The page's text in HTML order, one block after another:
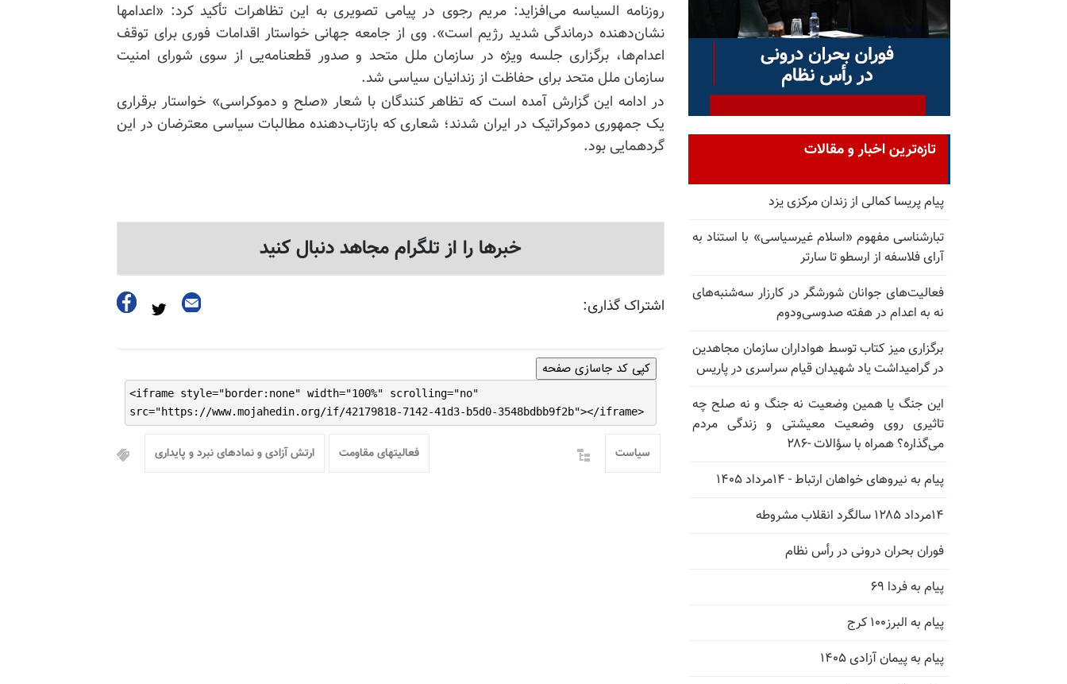
روزنامه السیاسه می‌افزاید: مریم رجوی در پیامی تصویری به این تظاهرات تأکید کرد: «اعدامها
نشان‌دهنده درماندگی شدید رژیم است». وی از جامعه جهانی خواستار اقدامات فوری برای توقف
اعدام‌ها، برگزاری جلسه ویژه در سازمان ملل متحد و صدور قطعنامه‌یی از سوی شورای امنیت
سازمان ملل متحد برای حفاظت از زندانیان سیاسی شد.
در ادامه این گزارش آمده است که تظاهر کنندگان با شعار «صلح و دموکراسی» خواستار برقراری
یک جمهوری دموکراتیک در ایران شدند؛ شعاری که بازتاب‌دهنده مطالبات سیاسی معترضان در این
گردهمایی بود.
خبرها را از تلگرام مجاهد دنبال کنید
اشتراک گذاری:
کپی کد جاسازی صفحه
<iframe style="border:none" width="100%" scrolling="no"
src="https://www.mojahedin.org/if/42179818-7142-41d3-b5d0-3548bdbb9f2b"></iframe>
فعالیتهای مقاومت ارتش آزادی و نمادهای نبرد و پایداری سیاست
تازه‌ترین اخبار و مقالات
پیام پریسا کمالی از زندان مرکزی یزد
تبارشناسی مفهوم «اسلام غیرسیاسی» با استناد به
آرای فلاسفه از ارسطو تا سارتر
فعالیت‌های جوانان شورشگر در کارزار سه‌شنبه‌های
نه به اعدام در هفته صدوسی‌و‌دوم
برگزاری میز کتاب توسط هواداران سازمان مجاهدین
در گرامیداشت یاد شهیدان قیام سراسری در پاریس
این جنگ یا همین وضعیت نه جنگ و نه صلح چه
تاثیری روی وضعیت معیشتی و زندگی مردم
می‌گذاره؟ همراه با سؤالات -۲۸۶
پیام به نیروهای خواهان ارتباط - ۱۴مرداد ۱۴۰۵
۱۴مرداد ۱۲۸۵ سالگرد انقلاب مشروطه
فوران بحران درونی در رأس نظام
پیام به فردا ۶۹
پیام به البرز۱۰۰ کرج
پیام به پیمان آزادی ۱۴۰۵